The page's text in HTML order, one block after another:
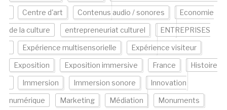
Centre d'art Contenus audio / sonores Economie
de la culture entrepreneuriat culturel ENTREPRISES
Expérience multisensorielle Expérience visiteur
Exposition Exposition immersive France Histoire
Immersion Immersion sonore Innovation
numérique Marketing Médiation Monuments